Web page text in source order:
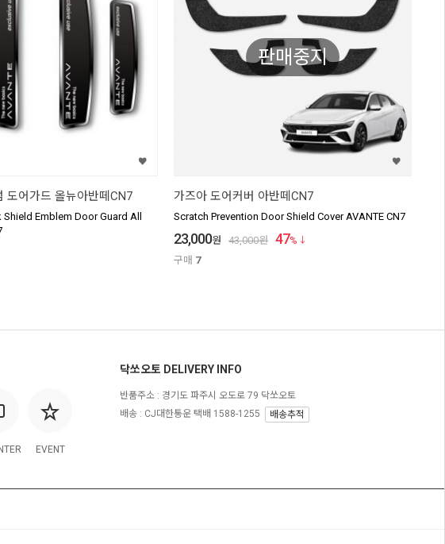
도어가드 올뉴아반떼CN7
Shield Emblem Door Guard All
판매중지
가즈아 도어커버 아반떼CN7
Scratch Prevention Door Shield Cover AVANTE CN7
23,000원 43,000원 47%
구매 7
EVENT
닥쏘오토 DELIVERY INFO
반품주소 : 경기도 파주시 오도로 79 닥쏘오토
배송 : CJ대한통운 택배 1588-1255
배송추적